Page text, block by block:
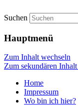
Suchen
Hauptmenü
Zum Inhalt wechseln
Zum sekundären
Home
Impressum
Wo bin ich hier?